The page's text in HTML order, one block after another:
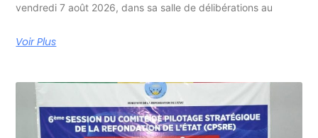
vendredi 7 août 2026, dans sa salle de délibérations au
Voir Plus